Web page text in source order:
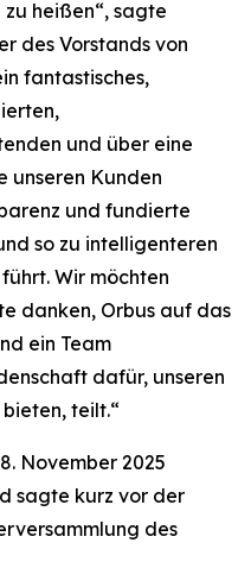
heißen“, sagte
des Vorstands von
fantastisches,
und über eine
unseren Kunden
und fundierte
so zu intelligenteren
Wir möchten
danken, Orbus auf das
ein Team
dafür, unseren
teilt.“
November 2025
sagte kurz vor der
des